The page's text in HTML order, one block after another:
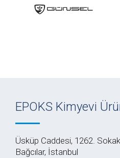
EPOKS Kimyevi
Üsküp Caddesi, 1262.
Bağcılar, İstanbul